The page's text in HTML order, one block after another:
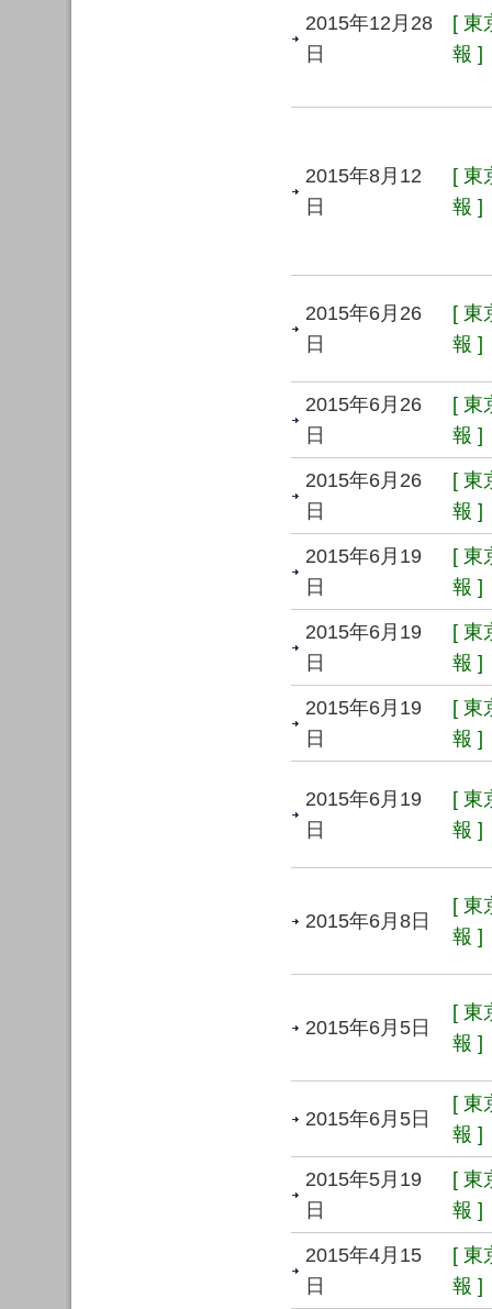
2015年12月28
日
[ 東
報 ]
2015年8月12
日
[ 東
報 ]
2015年6月26
日
[ 東
報 ]
2015年6月26
日
[ 東
報 ]
2015年6月26
日
[ 東
報 ]
2015年6月19
日
[ 東
報 ]
2015年6月19
日
[ 東
報 ]
2015年6月19
日
[ 東
報 ]
2015年6月19
日
[ 東
報 ]
2015年6月8日
[ 東
報 ]
2015年6月5日
[ 東
報 ]
2015年6月5日
[ 東
報 ]
2015年5月19
日
[ 東
報 ]
2015年4月15
日
[ 東
報 ]